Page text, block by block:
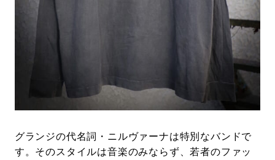
グランジの代名詞・ニルヴァーナは特別なバンドで
す。そのスタイルは音楽のみならず、若者のファッ